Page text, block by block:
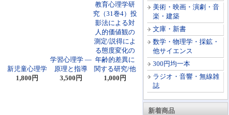
美術・映画・演劇・音
楽・建築
文庫・新書
数学・物理学・採鉱・
他サイエンス
300円均一本
ラジオ・音響・無線雑
誌
新着商品
新児童心理学
1,800円
学習心理学 ―
原理と指導
3,500円
教育心理学研
究（31巻4）投
影法による対
人的価値観の
測定/説得によ
る態度変化の
年齢的差異に
関する研究/他
1,000円